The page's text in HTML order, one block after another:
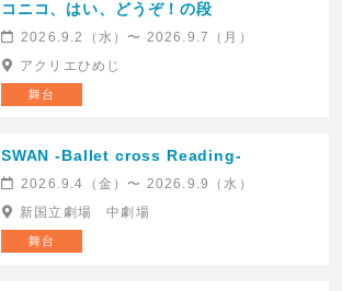
コニコ、はい、どうぞ！の段
2026.9.2（水）〜 2026.9.7（月）
アクリエひめじ
舞台
SWAN -Ballet cross Reading-
2026.9.4（金）〜 2026.9.9（水）
新国立劇場 中劇場
舞台